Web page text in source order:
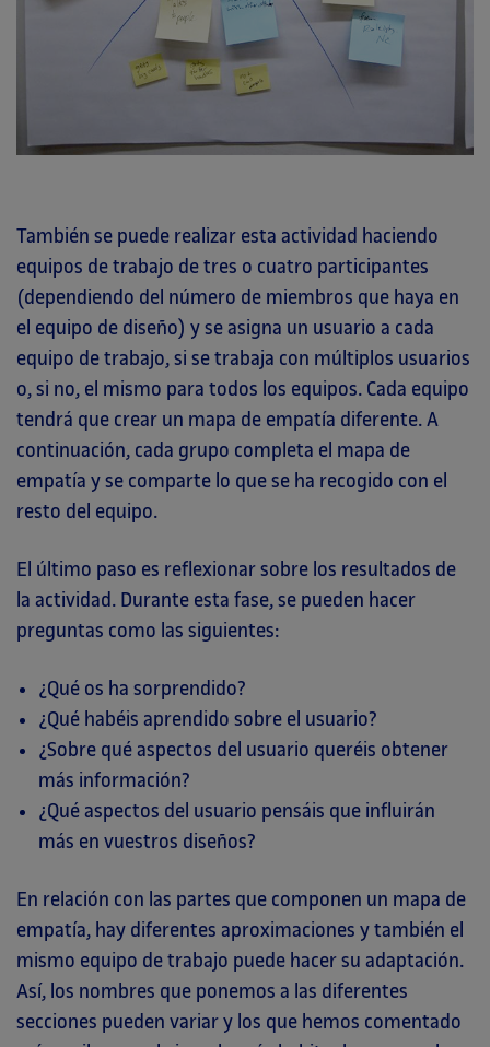
También se puede realizar esta actividad haciendo
equipos de trabajo de tres o cuatro participantes
(dependiendo del número de miembros que haya en
el equipo de diseño) y se asigna un usuario a cada
equipo de trabajo, si se trabaja con múltiplos usuarios
o, si no, el mismo para todos los equipos. Cada equipo
tendrá que crear un mapa de empatía diferente. A
continuación, cada grupo completa el mapa de
empatía y se comparte lo que se ha recogido con el
resto del equipo.
El último paso es reflexionar sobre los resultados de
la actividad. Durante esta fase, se pueden hacer
preguntas como las siguientes:
¿Qué os ha sorprendido?
¿Qué habéis aprendido sobre el usuario?
¿Sobre qué aspectos del usuario queréis obtener
más información?
¿Qué aspectos del usuario pensáis que influirán
más en vuestros diseños?
En relación con las partes que componen un mapa de
empatía, hay diferentes aproximaciones y también el
mismo equipo de trabajo puede hacer su adaptación.
Así, los nombres que ponemos a las diferentes
secciones pueden variar y los que hemos comentado